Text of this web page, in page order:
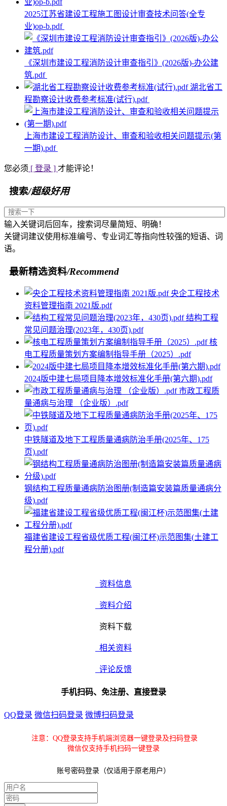
2025江苏省建设工程施工图设计审查技术问答(全专
业)op-b.pdf
《深圳市建设工程消防设计审查指引》(2026版)-办公建
筑.pdf
湖北省工
程勘察设计收费参考标准(试行).pdf
上海市建设工程消防设计、审查和验收相关问题提示(第
一期).pdf
您必须 [ 登录 ] 才能评论！
搜索/超级好用
输入关键词后回车，搜索词尽量简短、明确！
关键词建议使用标准编号、专业词汇等指向性较强的短语、词
语。
最新精选资料/Recommend
央企工程技术
资料管理指南 2021版.pdf
结构工程
常见问题治理(2023年，430页).pdf
核
电工程质量策划方案编制指导手册（2025）.pdf
2024版中建七局项目降本增效标准化手册(第六期).pdf
市政工程质
量通病与治理 （企业版）.pdf
中铁隧道及地下工程质量通病防治手册(2025年、175
页).pdf
钢结构工程质量通病防治图册(制造篇安装篇质量通病分
级).pdf
福建省建设工程省级优质工程(闽江杯)示范图集(土建工
程分册).pdf
资料信息
资料介绍
资料下载
相关资料
评论反馈
手机扫码、免注册、直接登录
QQ登录 微信扫码登录 微博扫码登录
注意：QQ登录支持手机端浏览器一键登录及扫码登录
微信仅支持手机扫码一键登录
账号密码登录（仅适用于原老用户）